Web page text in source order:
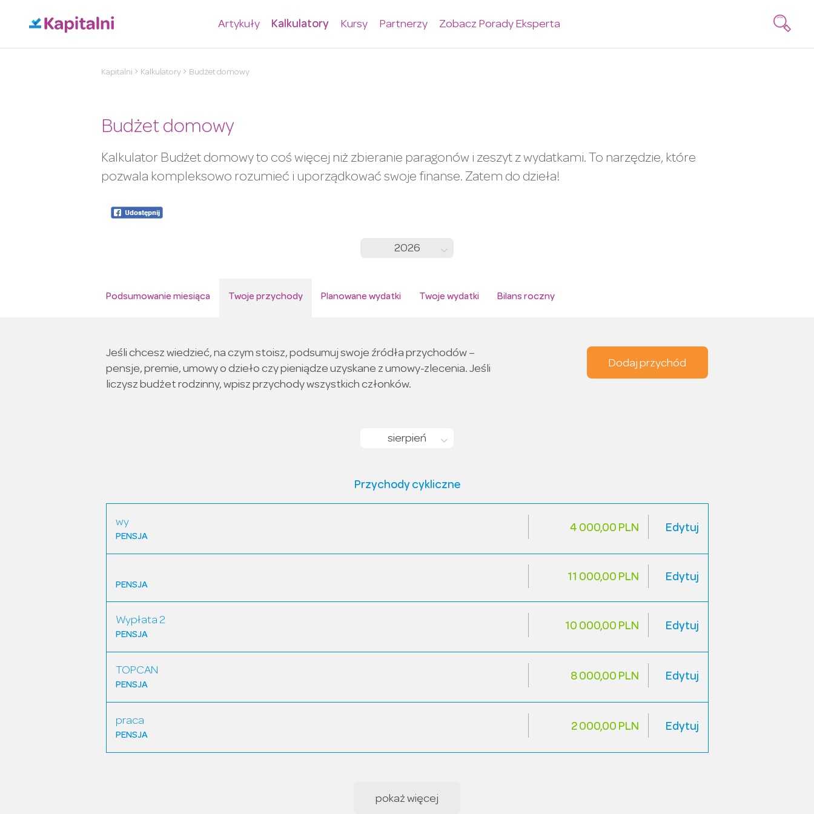
Artykuły Kalkulatory Kursy Partnerzy Zobacz Porady Eksperta
Kapitalni Kalkulatory Budżet domowy
Budżet domowy
Kalkulator Budżet domowy to coś więcej niż zbieranie paragonów i zeszyt z wydatkami. To narzędzie, które
pozwala kompleksowo rozumieć i uporządkować swoje finanse. Zatem do dzieła!
2026
Podsumowanie miesiąca Twoje przychody Planowane wydatki Twoje wydatki Bilans roczny
Jeśli chcesz wiedzieć, na czym stoisz, podsumuj swoje źródła przychodów –
pensje, premie, umowy o dzieło czy pieniądze uzyskane z umowy-zlecenia. Jeśli
liczysz budżet rodzinny, wpisz przychody wszystkich członków.
Dodaj przychód
sierpień
Przychody cykliczne
wy
PENSJA
4 000,00 PLN Edytuj
PENSJA
11 000,00 PLN Edytuj
Wypłata 2
PENSJA
10 000,00 PLN Edytuj
TOPCAN
PENSJA
8 000,00 PLN Edytuj
praca
PENSJA
2 000,00 PLN Edytuj
pokaż więcej